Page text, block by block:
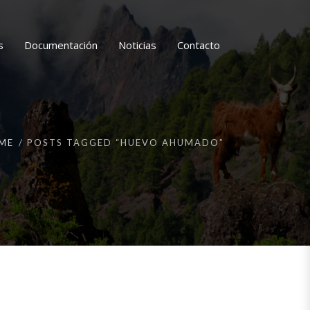
Documentación Noticias Contacto
POSTS TAGGED “HUEVO AHUMADO”